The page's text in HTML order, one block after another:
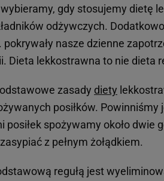
gdy stosujemy dietę
odżywczych.
pokrywały nasze dzienne
Dieta lekkostrawna to nie dieta
zasady diety
posiłków.
posiłek spożywamy około dwie
z pełnym żołądkiem.
regułą jest